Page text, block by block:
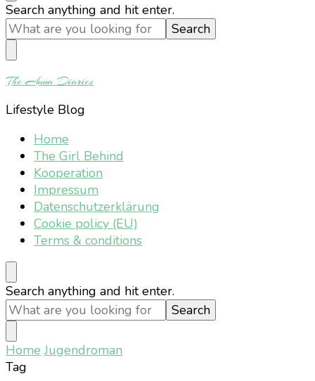
Looking
for
Something?
Search anything and hit enter.
The Anna Diaries
Lifestyle Blog
Home
The Girl Behind
Kooperation
Impressum
Datenschutzerklärung
Cookie policy (EU)
Terms & conditions
Looking
for
Something?
Search anything and hit enter.
Home Jugendroman
Tag